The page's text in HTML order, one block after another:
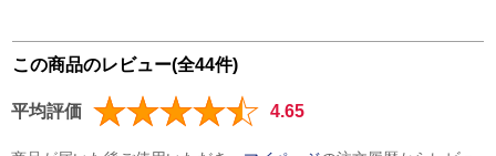
この商品のレビュー(全44件)
平均評価 4.65